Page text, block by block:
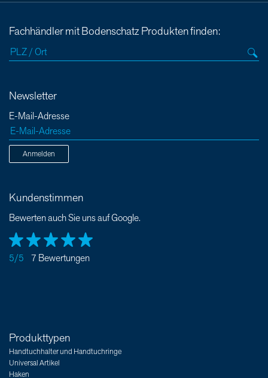
Fachhändler mit Bodenschatz Produkten finden:
Newsletter
E-Mail-Adresse
Anmelden
Kundenstimmen
Bewerten auch Sie uns auf Google.
5/5 7 Bewertungen
Produkttypen
Handtuchhalter und Handtuchringe
Universal Artikel
Haken